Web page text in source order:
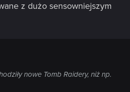
z dużo sensowniejszym
nowe Tomb Raidery, niż np.